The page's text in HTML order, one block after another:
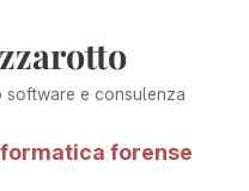
software e consulenza
forense